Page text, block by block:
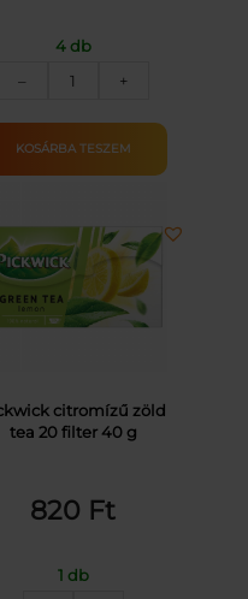
4 db
–
BAILEY'S
CREAM
17%
+
KOSÁRBA TESZEM
citromízű zöld
tea 20 filter 40 g
820 Ft
1 db